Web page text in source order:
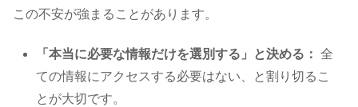
この不安が強まることがあります。
「本当に必要な情報だけを選別する」と決める： 全
ての情報にアクセスする必要はない、と割り切るこ
とが大切です。